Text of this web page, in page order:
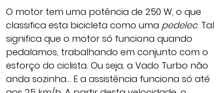
O motor tem uma potência de 250 W, o que
classifica esta bicicleta como uma pedelec. Tal
significa que o motor só funciona quando
pedalamos, trabalhando em conjunto com o
esforço do ciclista. Ou seja, a Vado Turbo não
anda sozinha… E a assistência funciona só até